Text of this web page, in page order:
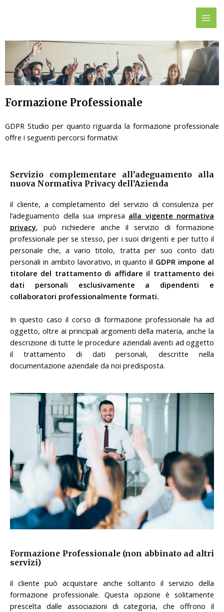
Formazione Professionale
GDPR Studio per quanto riguarda la formazione professionale
offre i seguenti percorsi formativi:
Servizio complementare all’adeguamento alla
nuova Normativa Privacy dell’Azienda
il cliente, a completamento del servizio di consulenza per
l’adeguamento della sua impresa alla vigente normativa
privacy, può richiedere anche il servizio di formazione
professionale per se stesso, per i suoi dirigenti e per tutto il
personale che, a vario titolo, tratta per suo conto dati
personali in ambito lavorativo, in quanto il GDPR impone al
titolare del trattamento di affidare il trattamento dei
dati personali esclusivamente a dipendenti e
collaboratori professionalmente formati.
In questo caso il corso di formazione professionale ha ad
oggetto, oltre ai principali argomenti della materia, anche la
descrizione di tutte le procedure aziendali aventi ad oggetto
il trattamento di dati personali, descritte nella
documentazione aziendale da noi predisposta.
Formazione Professionale (non abbinato ad altri
servizi)
il cliente può acquistare anche soltanto il servizio della
formazione professionale. Questa opzione è solitamente
prescelta dalle associazioni di categoria, che offrono il